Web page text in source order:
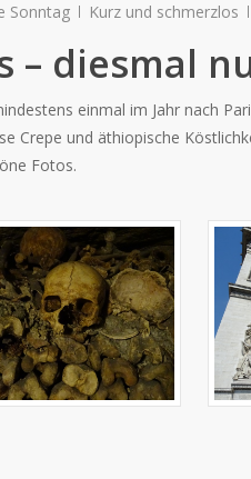
Sonntag Kurz und schmerzlos
– diesmal
einmal im Jahr nach
Crepe und äthiopische
Fotos.